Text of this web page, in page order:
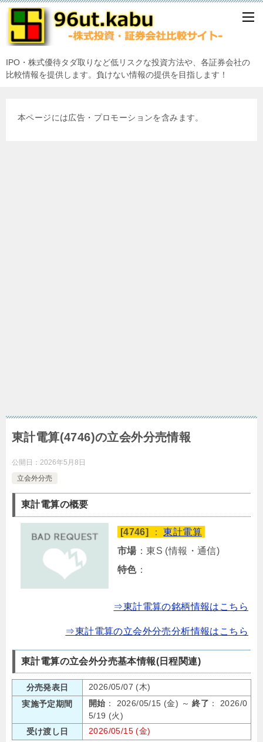
IPO・株式優待タダ取りなど低リスクな投資方法や、各証券会社の
比較情報を提供します。負けない情報の提供を目指します！
本ページには広告・プロモーションを含みます。
東計電算(4746)の立会外分売情報
公開日： 2026年5月8日
立会外分売
東計電算の概要
[4746] ：東計電算
市場：東S (情報・通信)
特色：
⇒東計電算の銘柄情報はこちら
⇒東計電算の立会外分売分析情報はこちら
東計電算の立会外分売基本情報(日程関連)
分売発表日
2026/05/07 (木)
実施予定期間
開始 ： 2026/05/15 (金) ～終了 ： 2026/0
5/19 (火)
受け渡し日
2026/05/15 (金)